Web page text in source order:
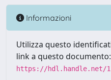
Informazioni
Utilizza questo
link a questo documento:
https://hdl.handle.net/